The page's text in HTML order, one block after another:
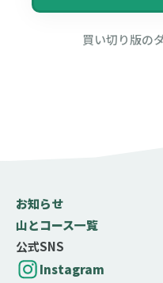
買い切り版の
お知らせ
山とコース一覧
公式SNS
Instagram